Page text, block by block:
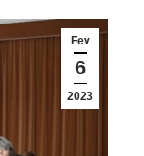
Fev
6
2023